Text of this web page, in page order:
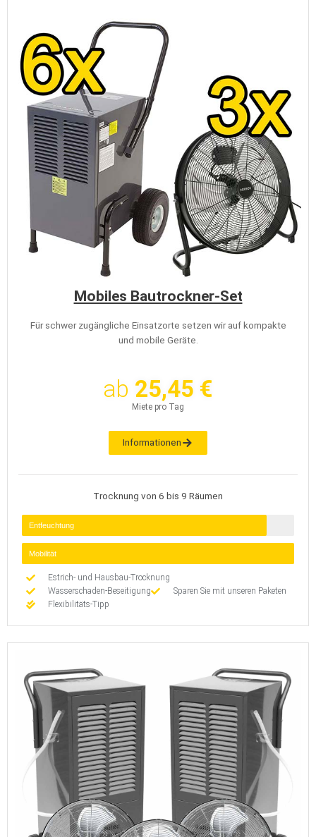
Mobiles Bautrockner-Set
Für schwer zugängliche Einsatzorte setzen wir auf kompakte
und mobile Geräte.
ab 25,45 €
Miete pro Tag
Informationen
Trocknung von 6 bis 9 Räumen
Entfeuchtung
Mobilität
Estrich- und Hausbau-Trocknung
Wasserschaden-Beseitigung
Sparen Sie mit unseren Paketen
Flexibilitäts-Tipp